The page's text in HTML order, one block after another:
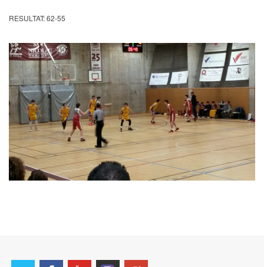
RESULTAT: 62-55